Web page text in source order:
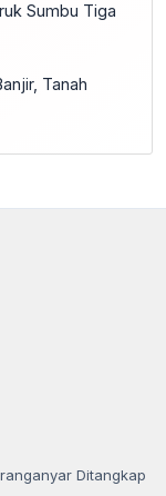
Sumbu Tiga
Tanah
Ditangkap